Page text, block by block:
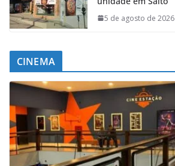
5 de agosto de 2026
CINEMA